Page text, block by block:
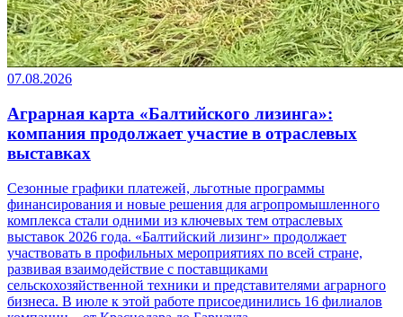
07.08.2026
Аграрная карта «Балтийского лизинга»:
компания продолжает участие в отраслевых
выставках
Сезонные графики платежей, льготные программы
финансирования и новые решения для агропромышленного
комплекса стали одними из ключевых тем отраслевых
выставок 2026 года. «Балтийский лизинг» продолжает
участвовать в профильных мероприятиях по всей стране,
развивая взаимодействие с поставщиками
сельскохозяйственной техники и представителями аграрного
бизнеса. В июле к этой работе присоединились 16 филиалов